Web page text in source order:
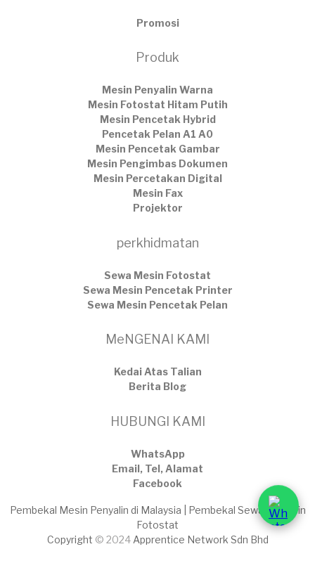
Promosi
Produk
Mesin Penyalin Warna
Mesin Fotostat Hitam Putih
Mesin Pencetak Hybrid
Pencetak Pelan A1 A0
Mesin Pencetak Gambar
Mesin Pengimbas Dokumen
Mesin Percetakan Digital
Mesin Fax
Projektor
perkhidmatan
Sewa Mesin Fotostat
Sewa Mesin Pencetak Printer
Sewa Mesin Pencetak Pelan
MeNGENAI KAMI
Kedai Atas Talian
​Berita Blog
HUBUNGI KAMI
WhatsApp
Email, Tel, Alamat
Facebook
Pembekal Mesin Penyalin di Malaysia | Pembekal Sewaan Mesin
Fotostat
Copyright © 2024 Apprentice Network Sdn Bhd